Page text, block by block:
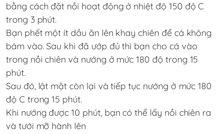
bằng cách đặt nồi hoạt động ở nhiệt độ 150 độ C
trong 3 phút.
Bạn phết một ít dầu ăn lên khay chiên để cá không
bám vào. Sau khi đã ướp đủ thì bạn cho cá vào
trong nồi chiên và nướng ở mức 180 độ trong 15
phút.
Sau đó, lật mặt còn lại và tiếp tục nướng ở mức 180
độ C trong 15 phút.
Khi nướng được 10 phút, bạn có thể lấy nồi chiên ra
và tưới mỡ hành lên